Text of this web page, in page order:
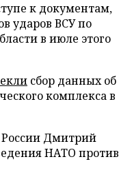
к документам,
ударов ВСУ по
в июле этого
сбор данных об
комплекса в
России Дмитрий
НАТО против